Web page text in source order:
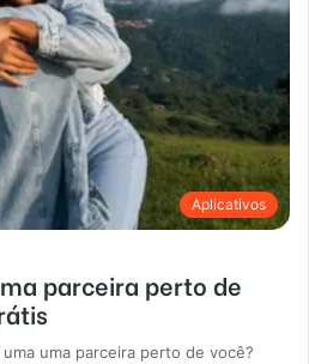
Aplicativos
parceira perto de
uma parceira perto de você?